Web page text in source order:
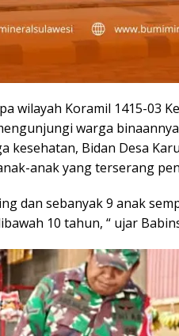
wilayah Koramil 1415-03
warga
kesehatan, Bidan Desa
anak yang terserang
dan sebanyak 9 anak
10 tahun, “ ujar